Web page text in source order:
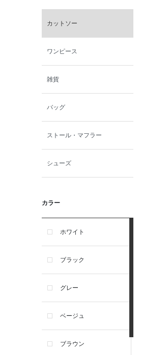
ローズペッシュ / パル
モンド
カットソー
ワンピース
雑貨
バッグ
ストール・マフラー
シューズ
カラー
ホワイト
ブラック
グレー
ベージュ
ブラウン